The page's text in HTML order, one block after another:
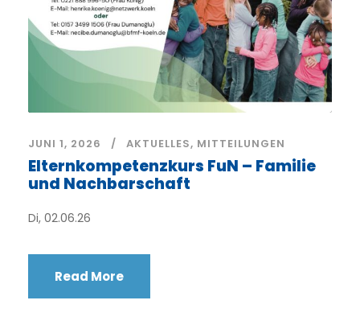
JUNI 1, 2026 AKTUELLES, MITTEILUNGEN
Elternkompetenzkurs FuN – Familie
und Nachbarschaft
Di, 02.06.26
Read More